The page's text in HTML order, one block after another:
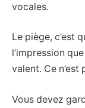
vocales.
Le piège, c’est
l’impression
valent. Ce n’est
Vous devez